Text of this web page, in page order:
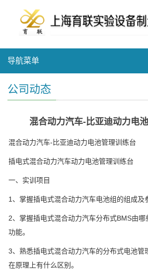
导航菜单
公司动态
混合动力汽车-比亚迪动力电
混合动力汽车-比亚迪动力电池管理训练台
插电式混合动力汽车动力电池管理训练台
一、实训项目
1、掌握插电式混合动力汽车电池组的组成及
2、掌握插电式混合动力汽车分布式BMS由哪
功能。
3、熟悉插电式混合动力汽车的分布式电池管
在原理上有什么区别。